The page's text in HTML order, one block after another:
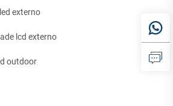
externo
lcd externo
outdoor